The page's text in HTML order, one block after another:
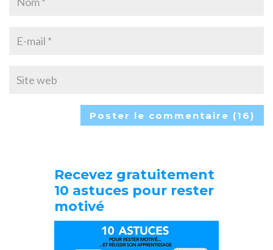
Recevez gratuitement
10 astuces pour rester
motivé